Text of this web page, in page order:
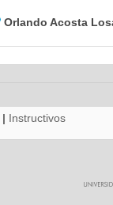
Orlando Acosta
| Instructivos